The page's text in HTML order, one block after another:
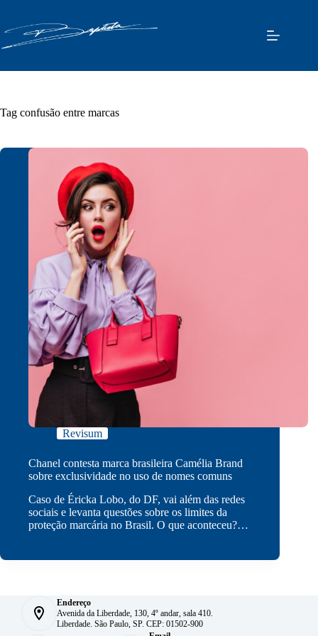
o
conteúdo
Tag confusão entre marcas
Revisum
Chanel contesta marca brasileira Camélia Brand
sobre exclusividade no uso de nomes comuns
Caso de Éricka Lobo, do DF, vai além das redes
sociais e levanta questões sobre os limites da
proteção marcária no Brasil. O que aconteceu?…
Endereço
Avenida da Liberdade, 130, 4º andar, sala 410.
Liberdade. São Paulo, SP. CEP: 01502-900